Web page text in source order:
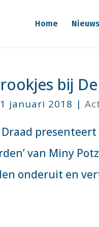
Home Nieuws
bij
1 januari 2018 |
Draad
van Miny
onderuit en